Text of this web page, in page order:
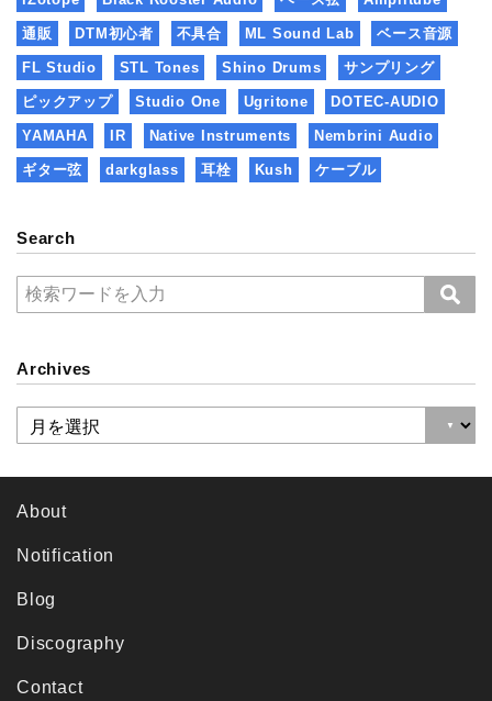
通販 DTM初心者 不具合 ML Sound Lab ベース音源
FL Studio STL Tones Shino Drums サンプリング
ピックアップ Studio One Ugritone DOTEC-AUDIO
YAMAHA IR Native Instruments Nembrini Audio
ギター弦 darkglass 耳栓 Kush ケーブル
Search
Archives
About
Notification
Blog
Discography
Contact